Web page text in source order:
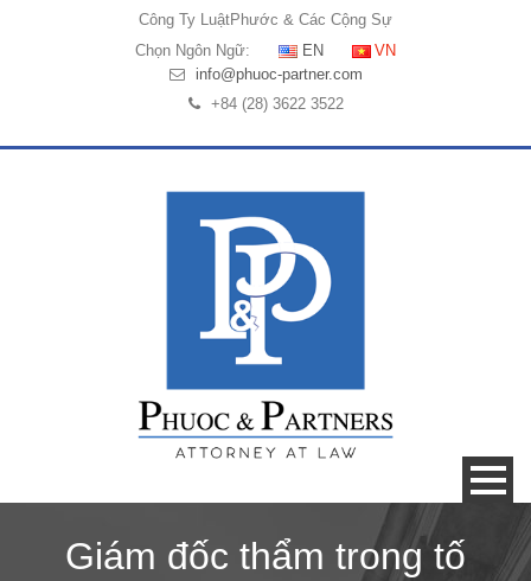
Công Ty LuậtPhước & Các Cộng Sự
Chọn Ngôn Ngữ:
EN
VN
info@phuoc-partner.com
+84 (28) 3622 3522
Giám đốc thẩm trong tố